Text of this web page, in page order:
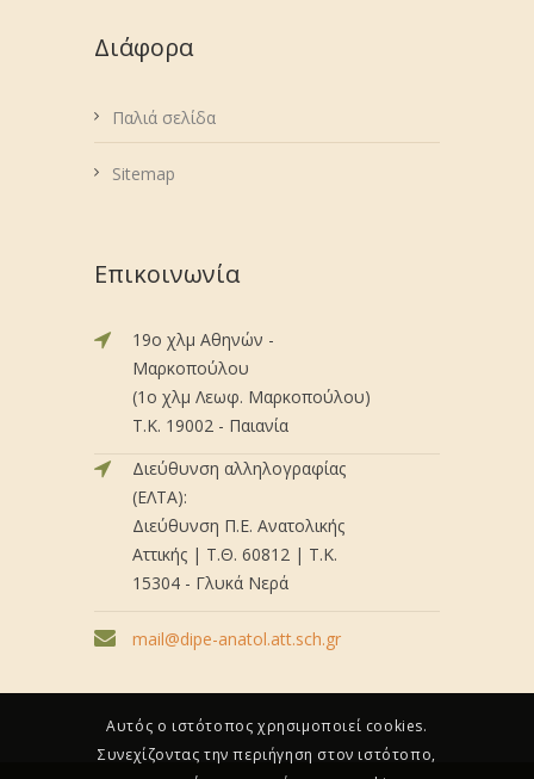
Διάφορα
Παλιά σελίδα
Sitemap
Επικοινωνία
19ο χλμ Αθηνών -
Μαρκοπούλου
(1ο χλμ Λεωφ. Μαρκοπούλου)
Τ.Κ. 19002 - Παιανία
Διεύθυνση αλληλογραφίας
(ΕΛΤΑ):
Διεύθυνση Π.Ε. Ανατολικής
Αττικής | Τ.Θ. 60812 | Τ.Κ.
15304 - Γλυκά Νερά
mail@dipe-anatol.att.sch.gr
Αυτός ο ιστότοπος χρησιμοποιεί cookies.
Συνεχίζοντας την περιήγηση στον ιστότοπο,